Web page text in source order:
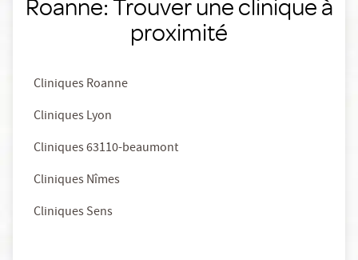
Roanne: Trouver une clinique à
proximité
Cliniques Roanne
Cliniques Lyon
Cliniques 63110-beaumont
Cliniques Nîmes
Cliniques Sens